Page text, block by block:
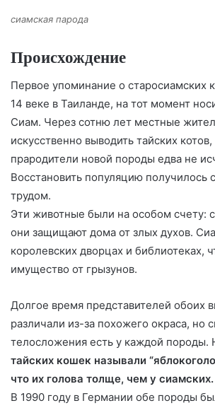
сиамская парода
Происхождение
Первое упоминание о старосиамских
14 веке в Таиланде, на тот момент
Сиам. Через сотню лет местные
искусственно выводить тайских
прародители новой породы едва не
Восстановить популяцию получилось
трудом.
Эти животные были на особом счету:
они защищают дома от злых духов.
королевских дворцах и библиотеках,
имущество от грызунов.
Долгое время представителей обоих
различали из-за похожего окраса, но
телосложения есть у каждой породы.
тайских кошек называли
что их голова толще, чем у сиамских.
В 1990 году в Германии обе породы